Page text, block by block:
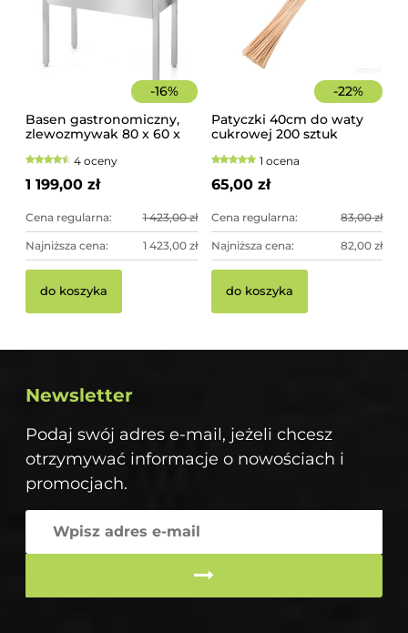
-16%
Basen gastronomiczny,
zlewozmywak 80 x 60 x
4 oceny
1 199,00 zł
Cena regularna: 1 423,00 zł
Najniższa cena: 1 423,00 zł
do koszyka
-22%
Patyczki 40cm do waty
cukrowej 200 sztuk
1 ocena
65,00 zł
Cena regularna: 83,00 zł
Najniższa cena: 82,00 zł
do koszyka
Newsletter
Podaj swój adres e-mail, jeżeli chcesz
otrzymywać informacje o nowościach i
promocjach.